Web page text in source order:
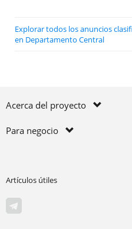
Explorar todos los anuncios
en Departamento Central
Acerca del proyecto
Para negocio
Artículos útiles